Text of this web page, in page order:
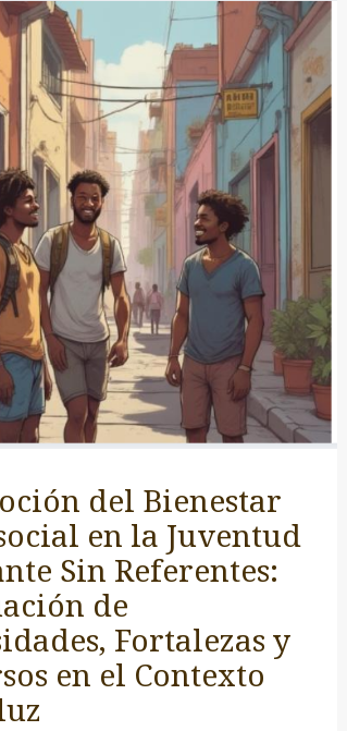
del Bienestar
en la Juventud
Sin Referentes:
de
Fortalezas y
en el Contexto